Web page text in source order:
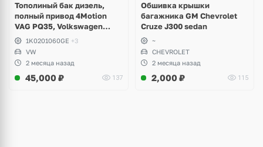
Тополиный бак дизель,
полный привод 4Motion
VAG PQ35, Volkswagen
Scirocco, Golf V, VI, Skoda
Yeti, Octavia A5, Superb,
Audi A3, Seat Altea
1K0201060GE +3
VW
2 месяца назад
45,000 ₽ 137
Обшивка крышки
багажника GM Chevrolet
Cruze J300 sedan
~
CHEVROLET
2 месяца назад
2,000 ₽ 115